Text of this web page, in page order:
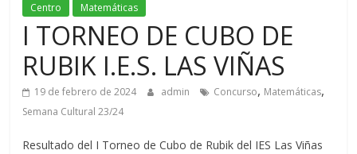
Centro Matemáticas
I TORNEO DE CUBO DE
RUBIK I.E.S. LAS VIÑAS
19 de febrero de 2024 admin Concurso, Matemáticas,
Semana Cultural 23/24
Resultado del I Torneo de Cubo de Rubik del IES Las Viñas